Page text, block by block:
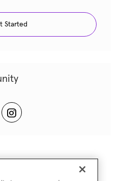
Started
via email
Share via Instagram